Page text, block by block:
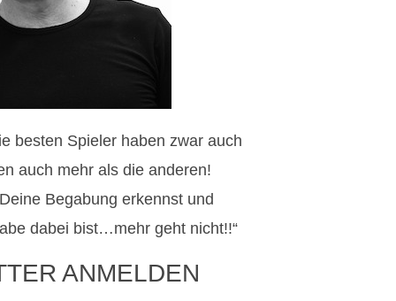
besten Spieler haben zwar auch
auch mehr als die anderen!
Begabung erkennst und
dabei bist…mehr geht nicht!!“
ANMELDEN